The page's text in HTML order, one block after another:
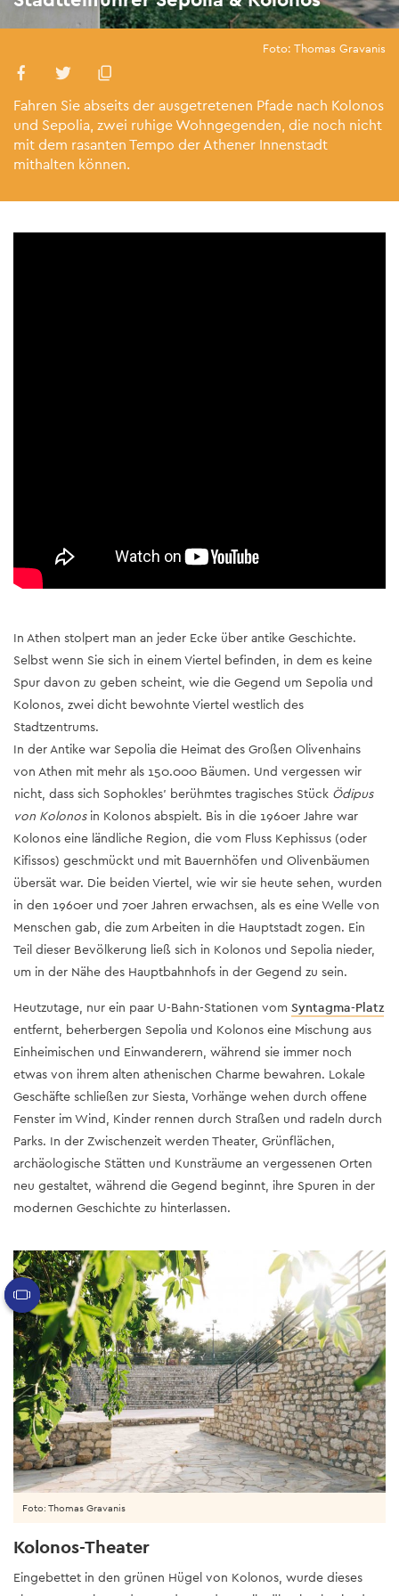
Foto: Thomas Gravanis
Fahren Sie abseits der ausgetretenen Pfade nach Kolonos
und Sepolia, zwei ruhige Wohngegenden, die noch nicht
mit dem rasanten Tempo der Athener Innenstadt
mithalten können.
In Athen stolpert man an jeder Ecke über antike Geschichte.
Selbst wenn Sie sich in einem Viertel befinden, in dem es keine
Spur davon zu geben scheint, wie die Gegend um Sepolia und
Kolonos, zwei dicht bewohnte Viertel westlich des
Stadtzentrums.
In der Antike war Sepolia die Heimat des Großen Olivenhains
von Athen mit mehr als 150.000 Bäumen. Und vergessen wir
nicht, dass sich Sophokles' berühmtes tragisches Stück Ödipus
von Kolonosin Kolonos abspielt. Bis in die 1960er Jahre war
Kolonos eine ländliche Region, die vom Fluss Kephissus (oder
Kifissos) geschmückt und mit Bauernhöfen und Olivenbäumen
übersät war. Die beiden Viertel, wie wir sie heute sehen, wurden
in den 1960er und 70er Jahren erwachsen, als es eine Welle von
Menschen gab, die zum Arbeiten in die Hauptstadt zogen. Ein
Teil dieser Bevölkerung ließ sich in Kolonos und Sepolia nieder,
um in der Nähe des Hauptbahnhofs in der Gegend zu sein.
Heutzutage, nur ein paar U-Bahn-Stationen vom Syntagma-Platz
entfernt, beherbergen Sepolia und Kolonos eine Mischung aus
Einheimischen und Einwanderern, während sie immer noch
etwas von ihrem alten athenischen Charme bewahren. Lokale
Geschäfte schließen zur Siesta, Vorhänge wehen durch offene
Fenster im Wind, Kinder rennen durch Straßen und radeln durch
Parks. In der Zwischenzeit werden Theater, Grünflächen,
archäologische Stätten und Kunsträume an vergessenen Orten
neu gestaltet, während die Gegend beginnt, ihre Spuren in der
modernen Geschichte zu hinterlassen.
Kolonos-Theater
Eingebettet in den grünen Hügel von Kolonos, wurde dieses
Foto: Thomas Gravanis